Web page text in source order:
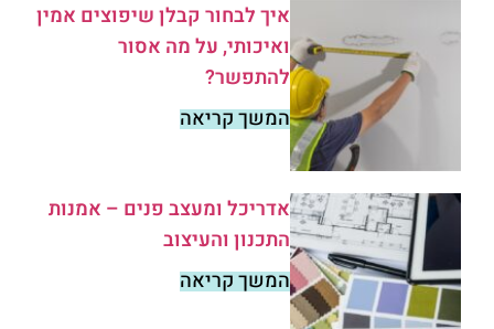
איך לבחור קבלן שיפוצים אמין
ואיכותי, על מה אסור
להתפשר?
המשך קריאה
אדריכל ומעצב פנים – אמנות
התכנון והעיצוב
המשך קריאה